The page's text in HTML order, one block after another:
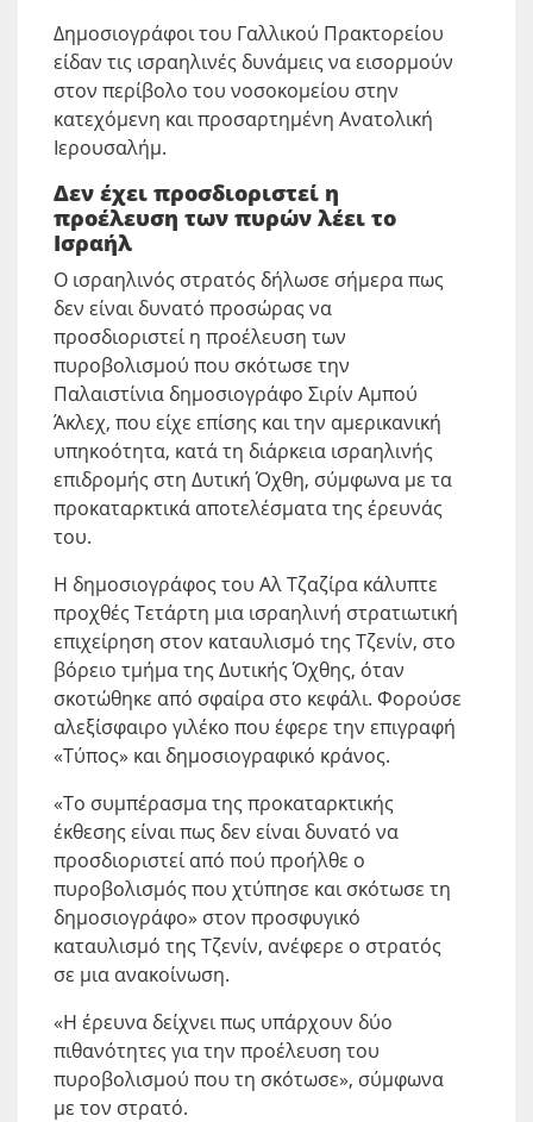
Δημοσιογράφοι του Γαλλικού Πρακτορείου
είδαν τις ισραηλινές δυνάμεις να εισορμούν
στον περίβολο του νοσοκομείου στην
κατεχόμενη και προσαρτημένη Ανατολική
Ιερουσαλήμ.
Δεν έχει προσδιοριστεί η
προέλευση των πυρών λέει το
Ισραήλ
Ο ισραηλινός στρατός δήλωσε σήμερα πως
δεν είναι δυνατό προσώρας να
προσδιοριστεί η προέλευση των
πυροβολισμού που σκότωσε την
Παλαιστίνια δημοσιογράφο Σιρίν Αμπού
Άκλεχ, που είχε επίσης και την αμερικανική
υπηκοότητα, κατά τη διάρκεια ισραηλινής
επιδρομής στη Δυτική Όχθη, σύμφωνα με τα
προκαταρκτικά αποτελέσματα της έρευνάς
του.
Η δημοσιογράφος του Αλ Τζαζίρα κάλυπτε
προχθές Τετάρτη μια ισραηλινή στρατιωτική
επιχείρηση στον καταυλισμό της Τζενίν, στο
βόρειο τμήμα της Δυτικής Όχθης, όταν
σκοτώθηκε από σφαίρα στο κεφάλι. Φορούσε
αλεξίσφαιρο γιλέκο που έφερε την επιγραφή
«Τύπος» και δημοσιογραφικό κράνος.
«Το συμπέρασμα της προκαταρκτικής
έκθεσης είναι πως δεν είναι δυνατό να
προσδιοριστεί από πού προήλθε ο
πυροβολισμός που χτύπησε και σκότωσε τη
δημοσιογράφο» στον προσφυγικό
καταυλισμό της Τζενίν, ανέφερε ο στρατός
σε μια ανακοίνωση.
«Η έρευνα δείχνει πως υπάρχουν δύο
πιθανότητες για την προέλευση του
πυροβολισμού που τη σκότωσε», σύμφωνα
με τον στρατό.